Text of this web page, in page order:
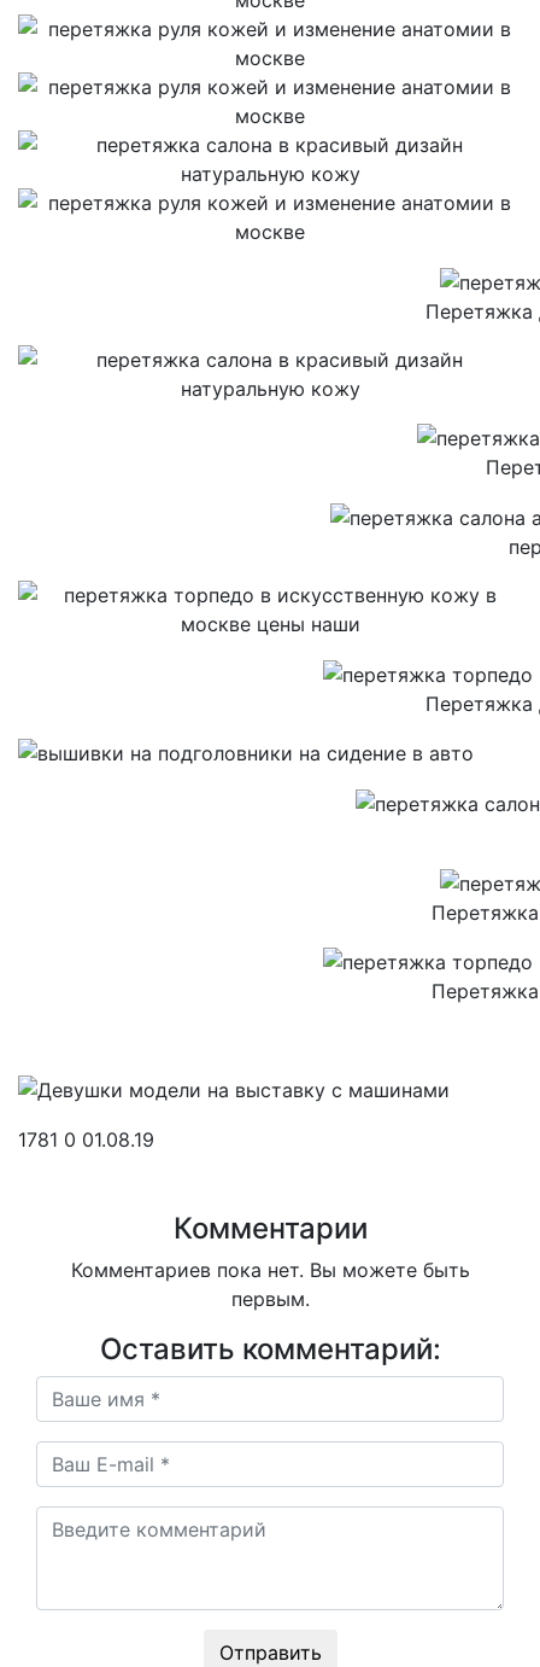
Перетяжка
Перетяжка
1781 0 01.08.19
Комментарии
Комментариев пока нет. Вы можете быть
первым.
Оставить комментарий:
Отправить